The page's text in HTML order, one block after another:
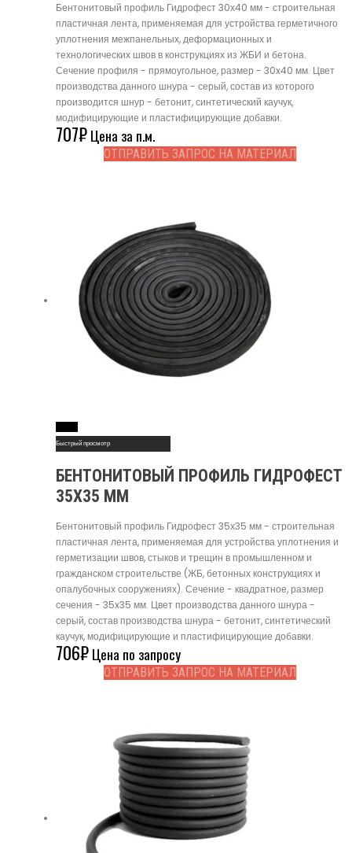
Бентонитовый профиль Гидрофест 30х40 мм - строительная
пластичная лента, применяемая для устройства герметичного
уплотнения межпанельных, деформационных и
технологических швов в конструкциях из ЖБИ и бетона.
Сечение профиля - прямоугольное, размер - 30x40 мм. Цвет
производства данного шнура - серый, состав из которого
производится шнур - бетонит, синтетический каучук,
модифицирующие и пластифицирующие добавки.
707₽Цена за п.м.
ОТПРАВИТЬ ЗАПРОС НА МАТЕРИАЛ
Быстрый просмотр
БЕНТОНИТОВЫЙ ПРОФИЛЬ ГИДРОФЕСТ
35Х35 ММ
Бентонитовый профиль Гидрофест 35х35 мм - строительная
пластичная лента, применяемая для устройства уплотнения и
герметизации швов, стыков и трещин в промышленном и
гражданском строительстве (ЖБ, бетонных конструкциях и
опалубочных сооружениях). Сечение - квадратное, размер
сечения - 35x35 мм. Цвет производства данного шнура -
серый, состав производства шнура - бетонит, синтетический
каучук, модифицирующие и пластифицирующие добавки.
706₽Цена по запросу
ОТПРАВИТЬ ЗАПРОС НА МАТЕРИАЛ